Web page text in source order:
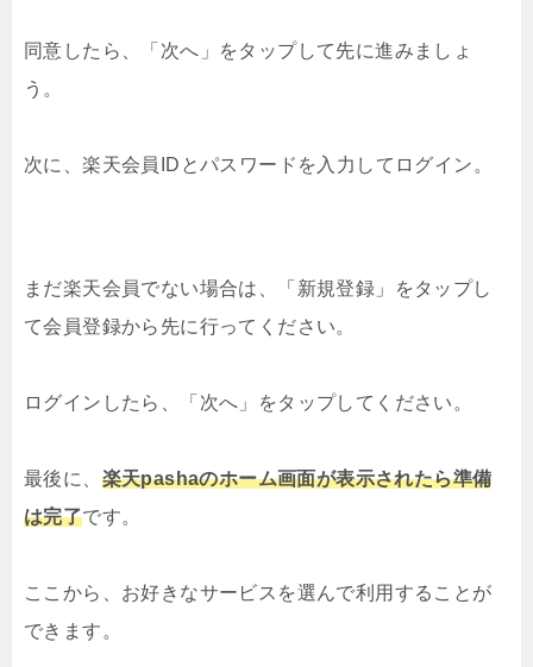
同意したら、「次へ」をタップして先に進みましょ
う。
次に、楽天会員IDとパスワードを入力してログイン。
まだ楽天会員でない場合は、「新規登録」をタップし
て会員登録から先に行ってください。
ログインしたら、「次へ」をタップしてください。
最後に、 楽天pashaのホーム画面が表示されたら準備
は完了です。
ここから、お好きなサービスを選んで利用することが
できます。